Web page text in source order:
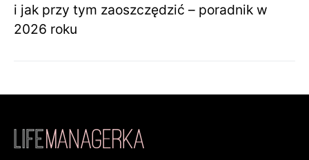
i jak przy tym zaoszczędzić – poradnik w
2026 roku